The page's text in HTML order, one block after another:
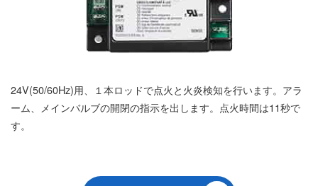
24V(50/60Hz)用、１本ロッドで点火と火炎検知を行います。アラ
ーム、メインバルブの開閉の指示を出します。点火時間は11秒で
す。